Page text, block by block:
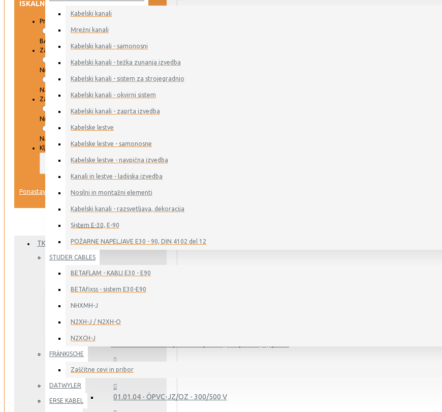
Kabelski kanali
Mrežni kanali
Kabelski kanali - samonosni
Kabelski kanali - težka zunanja izvedba
Kabelski kanali - sistem za strojegradnjo
Kabelski kanali - okvirni sistem
Kabelski kanali - zaprta izvedba
Kabelske lestve
Kabelske lestve - samonosne
Kabelske lestve - navpična izvedba
Kanali in lestve - ladijska izvedba
Nosilni in montažni elementi
Kabelski kanali - razsvetljava, dekoracija
Sistem E-30, E-90
POŽARNE NAPELJAVE E30 - 90, DIN 4102 del 12
STUDER CABLES
BETAFLAM - KABLI E30 - E90
BETAfixss - sistem E30-E90
NHXMH-J
N2XH-J / N2XH-O
N2XCH-J
FRÄNKISCHE
Zaščitne cevi in pribor
DATWYLER
ERSE KABEL
ISKALNIK
Proizvajalec
BAKS
Zaloga DAR
Ni na zalogi
Na zalogi
Zaloga ERSE
Ni na zalogi
Na zalogi
Ključna beseda
Ponastavi IŠČI
TKD KABEL
01. - GIBLJIVI KABLI ZA INDUSTRIJO
01.01 - PVC - KRMILNO NAPAJALNI KABLI
01.01.02 - ÖPVC-JB/OB-YCY - 300/500 V, 0,6/1 KV
01.01.04 - ÖPVC-JZ/OZ - 300/500 V